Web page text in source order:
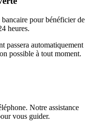
bancaire pour bénéficier de
heures.
passera automatiquement
possible à tout moment.
Notre assistance
vous guider.